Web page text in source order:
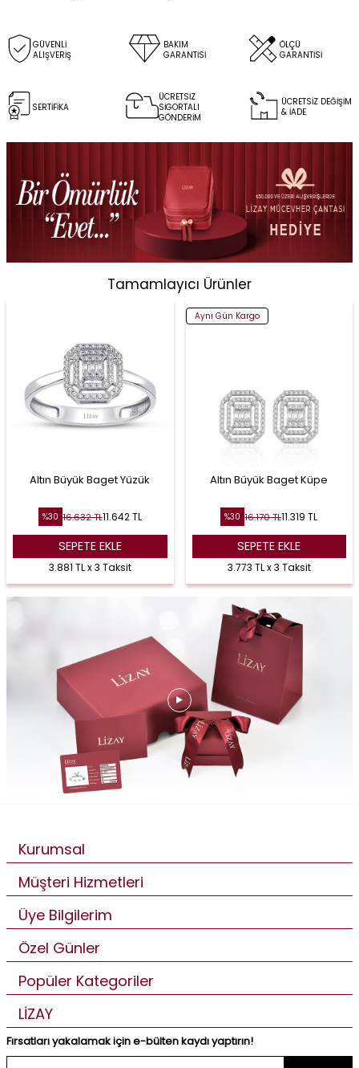
GÜVENLİ
ALIŞVERİŞ
BAKIM
GARANTİSİ
ÖLÇÜ
GARANTİSİ
SERTİFİKA
ÜCRETSİZ
SİGORTALI
GÖNDERİM
ÜCRETSİZ DEĞİŞİM
& İADE
Tamamlayıcı Ürünler
Altın Büyük Baget Yüzük
%30 16.632TL11.642TL
SEPETE EKLE
3.881 TL x 3 Taksit
Aynı Gün Kargo
Altın Büyük Baget Küpe
%30 16.170TL11.319 TL
SEPETE EKLE
3.773 TL x 3 Taksit
Kurumsal
Müşteri Hizmetleri
Üye Bilgilerim
Özel Günler
Popüler Kategoriler
LİZAY
Fırsatları yakalamak için e-bülten kaydı yaptırın!